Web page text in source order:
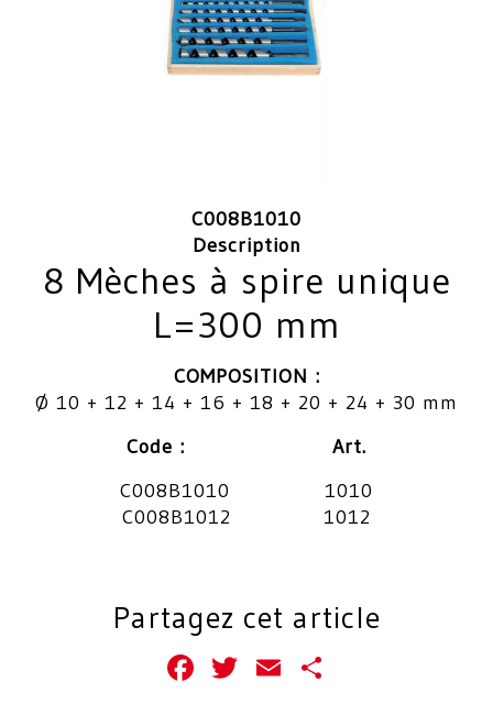
C008B1010
Description
8 Mèches à spire unique
L=300 mm
COMPOSITION :
Ø 10 + 12 + 14 + 16 + 18 + 20 + 24 + 30 mm
Code : Art.
C008B1010 1010
C008B1012 1012
Partagez cet article
Facebook
Twitter
Email